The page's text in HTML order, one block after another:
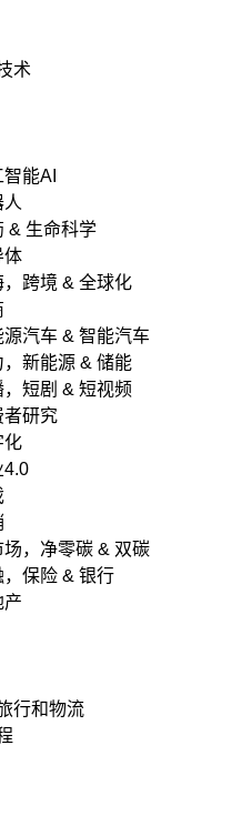
术
AI
命科学
境 & 全球化
& 智能汽车
能源 & 储能
剧 & 短视频
究
零碳 & 双碳
险 & 银行
和物流